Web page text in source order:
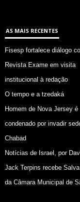
AS MAIS RECENTES
Fisesp fortalece diálogo
Revista Exame em visita
institucional à redação
O tempo e a tzedaká
Homem de Nova Jersey é
condenado por invadir
Chabad
Notícias de Israel, por
Jack Terpins recebe
da Câmara Municipal de